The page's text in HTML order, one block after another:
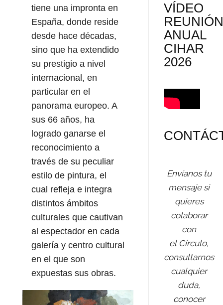
tiene una impronta en
España, donde reside
desde hace décadas,
sino que ha extendido
su prestigio a nivel
internacional, en
particular en el
panorama europeo. A
sus 66 años, ha
logrado ganarse el
reconocimiento a
través de su peculiar
estilo de pintura, el
cual refleja e integra
distintos ámbitos
culturales que cautivan
al espectador en cada
galería y centro cultural
en el que son
expuestas sus obras.
VÍDEO
ANUAL
CIHAR
2026
Envíanos tu
mensaje si
quieres
colaborar
con
el Círculo,
consultarnos
cualquier
duda,
conocer